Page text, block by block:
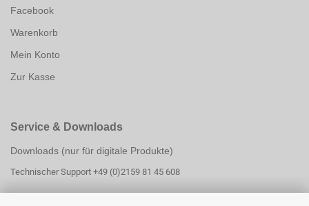
Facebook
Warenkorb
Mein Konto
Zur Kasse
Service & Downloads
Downloads (nur für digitale Produkte)
Technischer Support +49 (0)2159 81 45 608